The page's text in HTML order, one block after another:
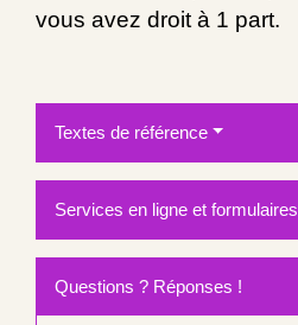
vous avez droit à 1 part.
Textes de référence
Services en ligne et formulaires
Questions ? Réponses !